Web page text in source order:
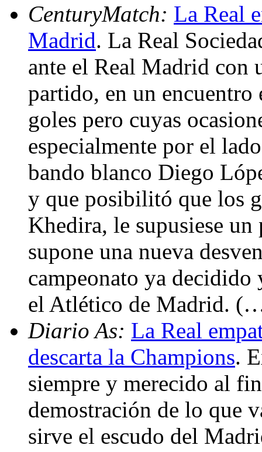
CenturyMatch: La Real
Madrid. La Real
ante el Real Madrid con
partido, en un encuentro
goles pero cuyas
especialmente por el
bando blanco Diego
y que posibilitó que los
Khedira, le supusiese
supone una nueva
campeonato ya decidido
el Atlético de Madrid.
Diario As: La Real
descarta la Champions.
siempre y merecido al
demostración de lo que
sirve el escudo del